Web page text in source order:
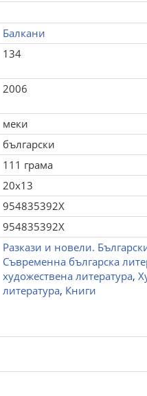
Балкани
134
2006
меки
български
111 грама
20x13
954835392X
954835392X
Разкази и новели.
Съвременна българска
художествена литература,
литература, Книги